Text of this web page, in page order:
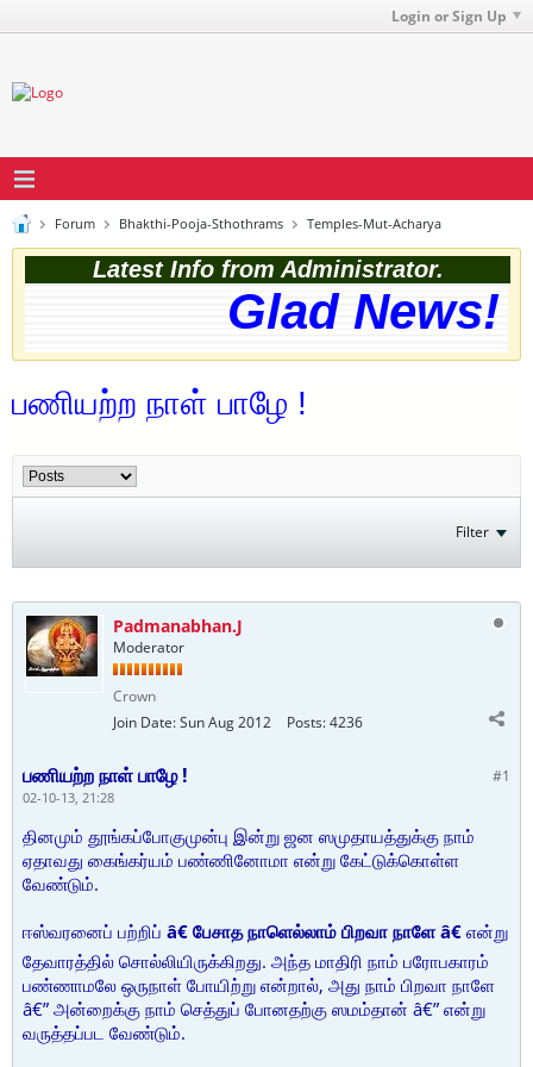
Login or Sign Up
Forum Bhakthi-Pooja-Sthothrams Temples-Mut-Acharya
Latest Info from Administrator.
Glad News!
பணியற்ற நாள் பாழே !
Filter
Padmanabhan.J
Moderator
Crown
Join Date:Sun Aug 2012 Posts:4236
#1
பணியற்ற நாள் பாழே !
02-10-13, 21:28
தினமும் தூங்கப்போகுமுன்பு இன்று ஜன ஸமுதாயத்துக்கு நாம்
ஏதாவது கைங்கர்யம் பண்ணினோமா என்று கேட்டுக்கொள்ள
வேண்டும்.
ஈஸ்வரனைப் பற்றிப் â€ பேசாத நாளெல்லாம் பிறவா நாளே â€ என்று
தேவாரத்தில் சொல்லியிருக்கிறது. அந்த மாதிரி நாம் பரோபகாரம்
பண்ணாமலே ஒருநாள் போயிற்று என்றால், அது நாம் பிறவா நாளே
â€” அன்றைக்கு நாம் செத்துப் போனதற்கு ஸமம்தான் â€” என்று
வருத்தப்பட வேண்டும்.